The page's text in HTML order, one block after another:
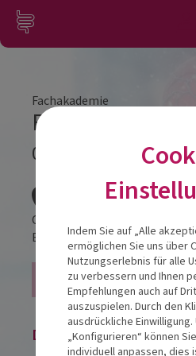
Zum Inhalt springen
Fachakademie
Fachakademie
08.11.2025
Courtyard by Marriott Linz
Europaplatz 24020Linz
24 FFP - ÖAK
Die Veranstaltung ist
Indem Sie auf „Alle
ermöglichen Sie uns über
Nutzungserlebnis für alle
zu verbessern und Ihnen
Empfehlungen auch auf
auszuspielen. Durch den
ausdrückliche Einwilligung.
„Konfigurieren“ können
individuell anpassen, dies